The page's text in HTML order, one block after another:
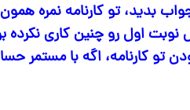
بدید، تو کارنامه نمره
نوبت اول رو چنین کاری نکرده
تو کارنامه، اگه با مستمر